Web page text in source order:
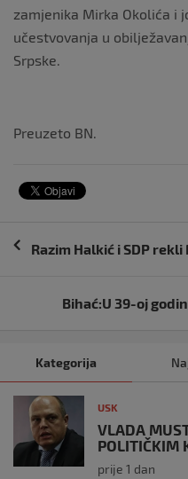
zamjenika Mirka Okolića i
učestvovanja u
Srpske.
Preuzeto BN.
Navigacija
Razim Halkić i SDP
Bihać:U 39-oj
Kategorija
USK
VLADA
POLITIČKIM
prije 1 dan